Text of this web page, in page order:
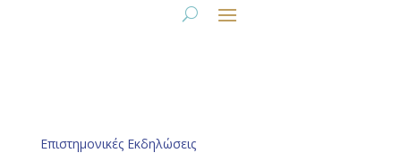
Επιστημονικές Εκδηλώσεις